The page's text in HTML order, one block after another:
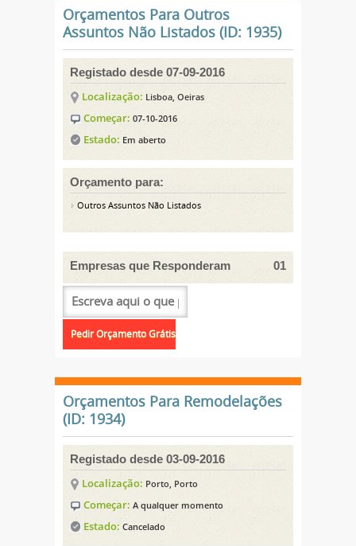
Orçamentos Para Outros
Assuntos Não Listados (ID: 1935)
Registado desde 07-09-2016
Localização: Lisboa, Oeiras
Começar: 07-10-2016
Estado: Em aberto
Orçamento para:
Outros Assuntos Não Listados
Empresas que Responderam 01
Orçamentos Para Remodelações
(ID: 1934)
Registado desde 03-09-2016
Localização: Porto, Porto
Começar: A qualquer momento
Estado: Cancelado